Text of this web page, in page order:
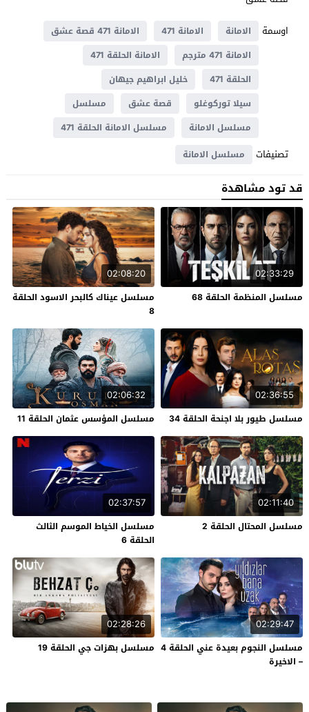
اوسمة
الامانة الامانة 471
الامانة 471 قصة عشق
الامانة 471 مترجم
الامانة الحلقة 471
الحلقة 471
خليل ابراهيم جيهان
سيلا توركوغلو
قصة عشق
مسلسل
مسلسل الامانة
مسلسل الامانة الحلقة 471
تصنيفات مسلسل الامانة
قد تود مشاهدة
02:33:29
مسلسل المنظمة الحلقة 68
02:08:20
مسلسل عيناك كالبحر الاسود الحلقة
8
02:36:55
مسلسل طيور بلا اجنحة الحلقة 34
02:06:32
مسلسل المؤسس عثمان الحلقة 11
02:11:40
مسلسل المحتال الحلقة 2
02:37:57
مسلسل الخياط الموسم الثالث
الحلقة 6
02:29:47
مسلسل النجوم بعيدة عني الحلقة 4
– الاخيرة
02:28:26
مسلسل بهزات جي الحلقة 19